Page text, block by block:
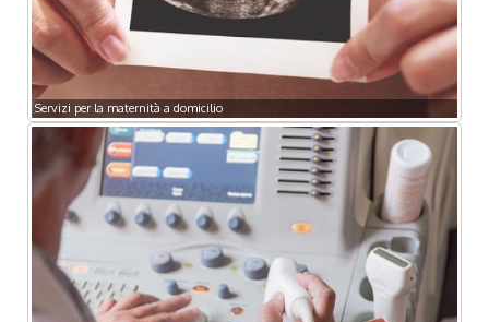
Servizi per la maternità a domicilio